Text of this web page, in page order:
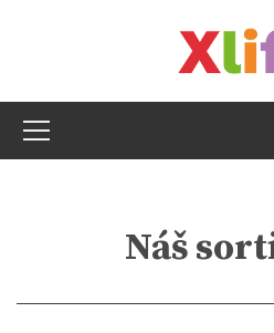
Náš